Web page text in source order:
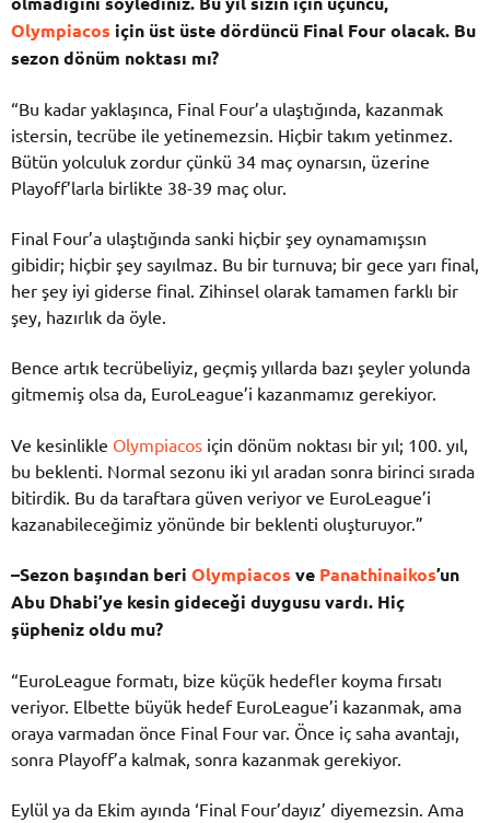
Olympiacos için üst üstedördüncü Final Fourolacak. Bu
sezondönüm noktası mı?
“Bu kadar yaklaşınca, Final Four’a ulaştığında, kazanmak
istersin, tecrübe ile yetinemezsin. Hiçbir takım yetinmez.
Bütün yolculuk zordur çünkü 34 maç oynarsın, üzerine
Playoff’larla birlikte 38-39 maç olur.
Final Four’a ulaştığında sanki hiçbir şey oynamamışsın
gibidir; hiçbir şey sayılmaz. Bu bir turnuva; bir gece yarı final,
her şey iyi giderse final. Zihinsel olarak tamamen farklı bir
şey, hazırlık da öyle.
Bence artık tecrübeliyiz, geçmiş yıllarda bazı şeyler yolunda
gitmemiş olsa da, EuroLeague’i kazanmamız gerekiyor.
Ve kesinlikle Olympiacos için dönüm noktası bir yıl; 100. yıl,
bu beklenti. Normal sezonu iki yıl aradan sonra birinci sırada
bitirdik. Bu da taraftara güven veriyor ve EuroLeague’i
kazanabileceğimiz yönünde bir beklenti oluşturuyor.”
–Sezon başından beri Olympiacos ve Panathinaikos’un
Abu Dhabi’ye kesingideceği duygusuvardı. Hiç
şüphenizoldu mu?
“EuroLeague formatı, bize küçük hedefler koyma fırsatı
veriyor. Elbette büyük hedef EuroLeague’i kazanmak, ama
oraya varmadan önce Final Four var. Önce iç saha avantajı,
sonra Playoff’a kalmak, sonra kazanmak gerekiyor.
Eylül ya da Ekim ayında ‘Final Four’dayız’ diyemezsin. Ama